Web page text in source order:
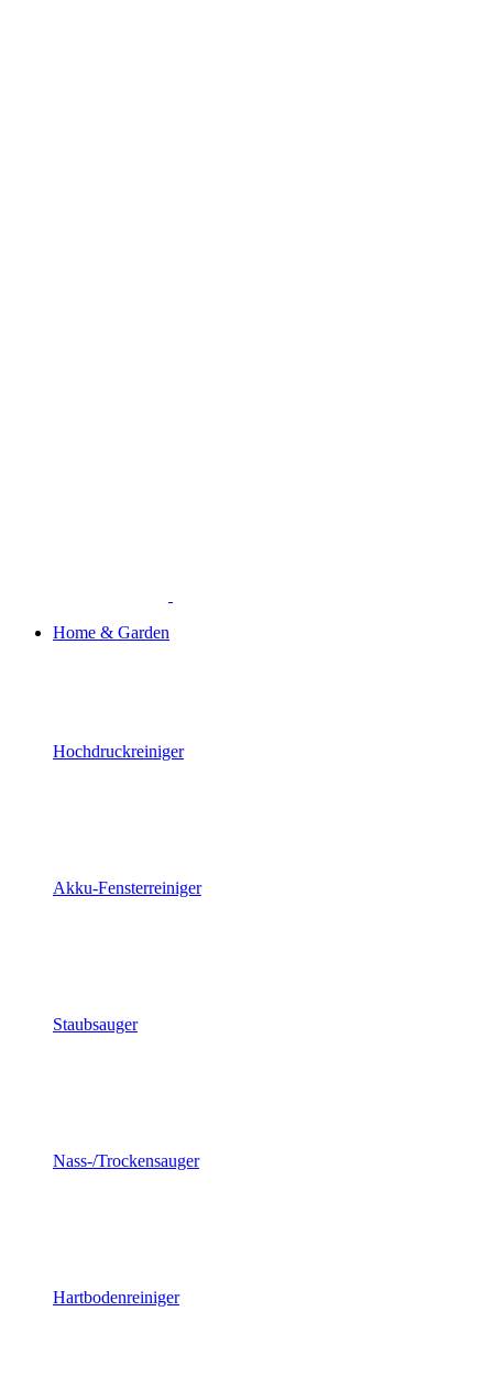
Home & Garden
Hochdruckreiniger
Akku-Fensterreiniger
Staubsauger
Nass-/Trockensauger
Hartbodenreiniger